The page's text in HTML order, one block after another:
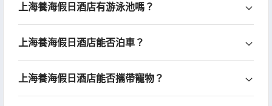
上海養海假日酒店有游泳池嗎？
上海養海假日酒店能否泊車？
上海養海假日酒店能否攜帶寵物？